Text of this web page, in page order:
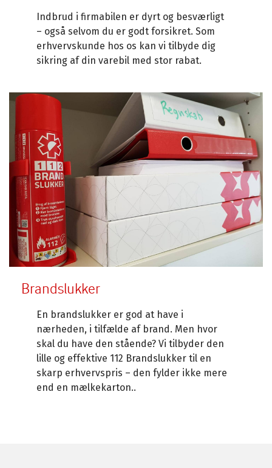
Indbrud i firmabilen er dyrt og besværligt
– også selvom du er godt forsikret. Som
erhvervskunde hos os kan vi tilbyde dig
sikring af din varebil med stor rabat.
Brandslukker
En brandslukker er god at have i
nærheden, i tilfælde af brand. Men hvor
skal du have den stående? Vi tilbyder den
lille og effektive 112 Brandslukker til en
skarp erhvervspris – den fylder ikke mere
end en mælkekarton..